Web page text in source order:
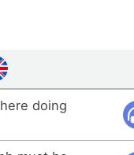
doing